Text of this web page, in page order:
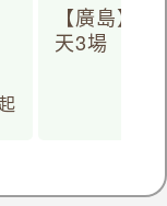
【廣島】
天3場